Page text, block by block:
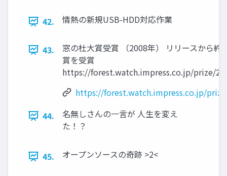
42. 情熱の新規USB-HDD対応作業
43.
窓の杜大賞受賞 （2008年） リリースから約
賞を受賞
https://forest.watch.impress.co.jp/prize/
https://forest.watch.impress.co.jp/
44.
名無しさんの一言が 人生を変え
た！？
45. オープンソースの奇跡 >2<